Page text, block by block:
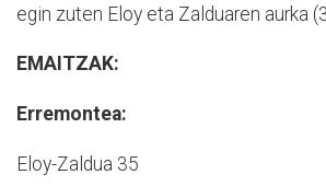
egin zuten Eloy eta Zalduaren aurka
EMAITZAK:
Erremontea:
Eloy-Zaldua 35